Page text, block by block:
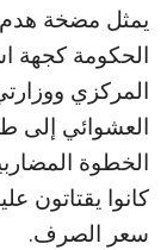
يمثل مضخة هدم
الحكومة كجهة
المركزي
العشوائي
الخطوة
كانوا يقتاتون
سعر الصرف.